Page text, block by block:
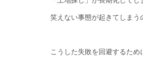
笑えない事態が起きてしまう
こうした失敗を回避するため